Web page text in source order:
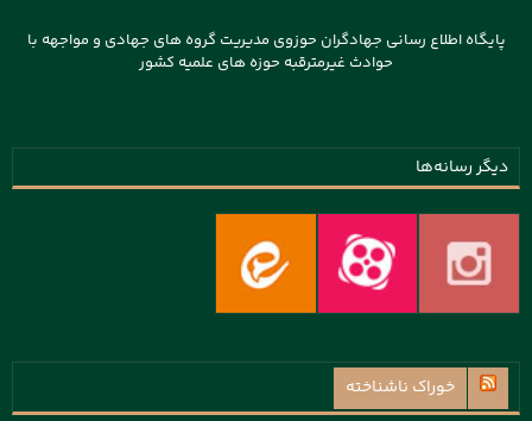
پایگاه اطلاع رسانی جهادگران حوزوی مدیریت گروه های جهادی و مواجهه با
حوادث غیرمترقبه حوزه های علمیه کشور
دیگر رسانه‌ها
خوراک ناشناخته